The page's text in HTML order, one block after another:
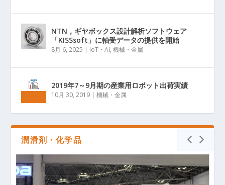
NTN，ギヤボックス設計解析ソフトウェア
「KISSsoft」に軸受データの提供を開始
8月 6, 2025 | IoT・AI,機械・金属
2019年7～9月期の産業用ロボット出荷実績
10月 30, 2019 |機械・金属
潤滑剤・化学品